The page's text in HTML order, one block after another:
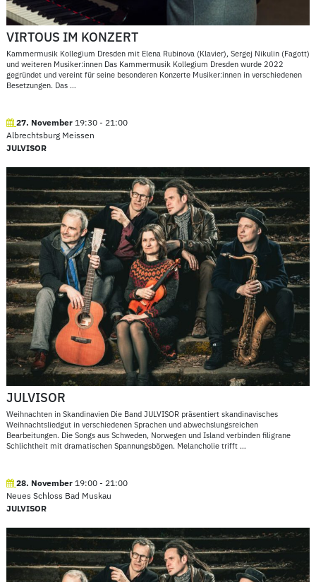
VIRTOUS IM KONZERT
Kammermusik Kollegium Dresden mit Elena Rubinova (Klavier), Sergej Nikulin (Fagott)
und weiteren Musiker:innen Das Kammermusik Kollegium Dresden wurde 2022
gegründet und vereint für seine besonderen Konzerte Musiker:innen in verschiedenen
Besetzungen. Das …
27. November 19:30 - 21:00
Albrechtsburg Meissen
JULVISOR
JULVISOR
Weihnachten in Skandinavien Die Band JULVISOR präsentiert skandinavisches
Weihnachtsliedgut in verschiedenen Sprachen und abwechslungsreichen
Bearbeitungen. Die Songs aus Schweden, Norwegen und Island verbinden filigrane
Schlichtheit mit dramatischen Spannungsbögen. Melancholie trifft …
28. November 19:00 - 21:00
Neues Schloss Bad Muskau
JULVISOR